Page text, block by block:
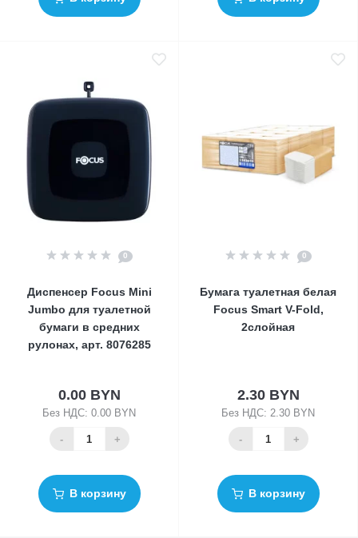
0
Диспенсер Focus Mini
Jumbo для туалетной
бумаги в средних
рулонах, арт. 8076285
0.00 BYN
Без НДС: 0.00 BYN
- +
В корзину
0
Бумага туалетная белая
Focus Smart V-Fold,
2слойная
2.30 BYN
Без НДС: 2.30 BYN
- +
В корзину